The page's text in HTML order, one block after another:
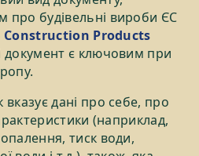
про будівельні вироби ЄС
Construction Products
документ є ключовим при
дані про себе, про
(наприклад,
тиск води,